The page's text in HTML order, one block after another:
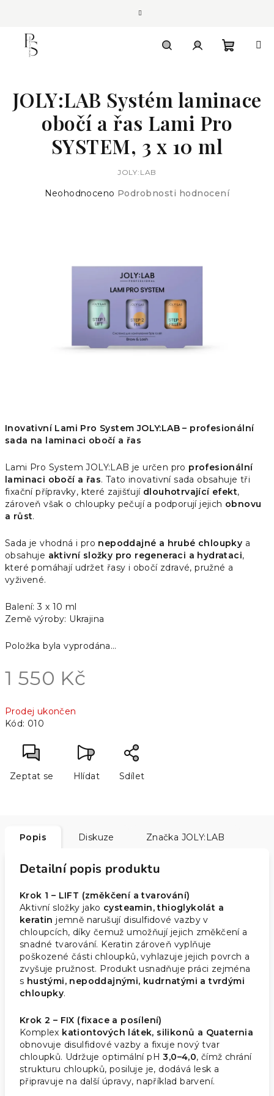
košík
Inovativní Lami Pro System JOLY:LAB – profesionální
sada na laminaci obočí a řas
Lami Pro System JOLY:LAB je určen pro profesionální
laminaci obočí a řas. Tato inovativní sada obsahuje tři
fixační přípravky, které zajišťují dlouhotrvající efekt,
zároveň však o chloupky pečují a podporují jejich obnovu
a růst.
Sada je vhodná i pro nepoddajné a hrubé chloupky a
obsahuje aktivní složky pro regeneraci a hydrataci,
které pomáhají udržet řasy i obočí zdravé, pružné a
vyživené.
Balení: 3 x 10 ml
Země výroby: Ukrajina
Položka byla vyprodána…
1 550 Kč
cena:
Prodej ukončen
Kód: 010
Zeptat se Hlídat Sdílet
JOLY:LAB Systém laminace
obočí a řas Lami Pro
SYSTEM, 3 x 10 ml
JOLY:LAB
Průměrné
Neohodnoceno Podrobnosti hodnocení
Popis Diskuze Značka JOLY:LAB
Detailní popis produktu
Krok 1 – LIFT (změkčení a tvarování)
Aktivní složky jako cysteamin, thioglykolát a
keratin jemně narušují disulfidové vazby v
chloupcích, díky čemuž umožňují jejich změkčení a
snadné tvarování. Keratin zároveň vyplňuje
poškozené části chloupků, vyhlazuje jejich povrch a
zvyšuje pružnost. Produkt usnadňuje práci zejména
s hustými, nepoddajnými, kudrnatými a tvrdými
chloupky.
Krok 2 – FIX (fixace a posílení)
Komplex kationtových látek, silikonů a Quaternia
obnovuje disulfidové vazby a fixuje nový tvar
chloupků. Udržuje optimální pH3,0–4,0, čímž chrání
strukturu chloupků, posiluje je, dodává lesk a
připravuje na další úpravy, například barvení.